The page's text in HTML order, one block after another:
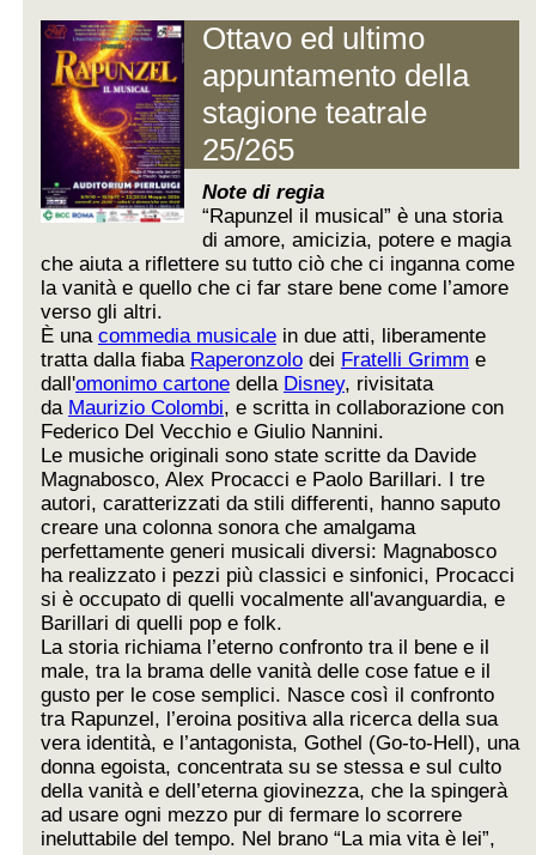
Ottavo ed ultimo
appuntamento della
stagione teatrale
25/265
Note di regia
“Rapunzel il musical” è una storia
di amore, amicizia, potere e magia
che aiuta a riflettere su tutto ciò che ci inganna come
la vanità e quello che ci far stare bene come l’amore
verso gli altri.
È una commedia musicalein due atti, liberamente
tratta dalla fiaba Raperonzolodei Fratelli Grimm e
dall'omonimo cartonedella Disney, rivisitata
da Maurizio Colombi, e scritta in collaborazione con
Federico Del Vecchio e Giulio Nannini.
Le musiche originali sono state scritte da Davide
Magnabosco, Alex Procacci e Paolo Barillari. I tre
autori, caratterizzati da stili differenti, hanno saputo
creare una colonna sonora che amalgama
perfettamente generi musicali diversi: Magnabosco
ha realizzato i pezzi più classici e sinfonici, Procacci
si è occupato di quelli vocalmente all'avanguardia, e
Barillari di quelli pop e folk.
La storia richiama l’eterno confronto tra il bene e il
male, tra la brama delle vanità delle cose fatue e il
gusto per le cose semplici. Nasce così il confronto
tra Rapunzel, l’eroina positiva alla ricerca della sua
vera identità, e l’antagonista, Gothel (Go-to-Hell), una
donna egoista, concentrata su se stessa e sul culto
della vanità e dell’eterna giovinezza, che la spingerà
ad usare ogni mezzo pur di fermare lo scorrere
ineluttabile del tempo. Nel brano “La mia vita è lei”,